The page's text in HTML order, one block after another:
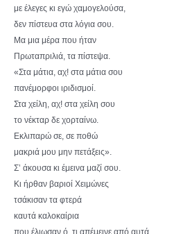
με έλεγες κι εγώ χαμογελούσα,
δεν πίστευα στα λόγια σου.
Μα μια μέρα που ήταν
Πρωταπριλιά, τα πίστεψα.
«Στα μάτια, αχ! στα μάτια σου
πανέμορφοι ιριδισμοί.
Στα χείλη, αχ! στα χείλη σου
το νέκταρ δε χορταίνω.
Εκλιπαρώ σε, σε ποθώ
μακριά μου μην πετάξεις».
Σ’ άκουσα κι έμεινα μαζί σου.
Κι ήρθαν βαριοί Χειμώνες
τσάκισαν τα φτερά
καυτά καλοκαίρια